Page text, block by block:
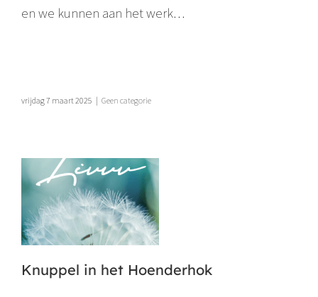
en we kunnen aan het werk…
vrijdag 7 maart 2025 | Geen categorie
Knuppel in het Hoenderhok